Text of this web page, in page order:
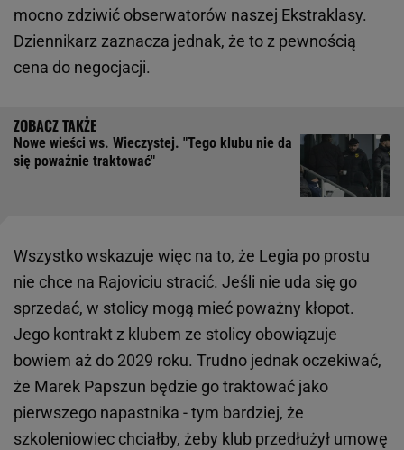
mocno zdziwić obserwatorów naszej Ekstraklasy.
Dziennikarz zaznacza jednak, że to z pewnością
cena do negocjacji.
Nowe wieści ws. Wieczystej. "Tego klubu nie da
się poważnie traktować"
Wszystko wskazuje więc na to, że Legia po prostu
nie chce na Rajoviciu stracić. Jeśli nie uda się go
sprzedać, w stolicy mogą mieć poważny kłopot.
Jego kontrakt z klubem ze stolicy obowiązuje
bowiem aż do 2029 roku. Trudno jednak oczekiwać,
że Marek Papszun będzie go traktować jako
pierwszego napastnika - tym bardziej, że
szkoleniowiec chciałby, żeby klub przedłużył umowę